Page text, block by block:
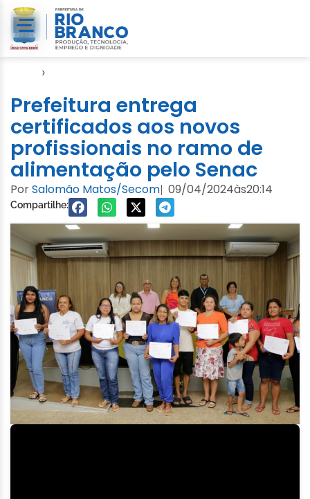
›
Prefeitura entrega
certificados aos novos
profissionais no ramo de
alimentação pelo Senac
PorSalomão Matos/Secom| 09/04/2024às20:14
Compartilhe: